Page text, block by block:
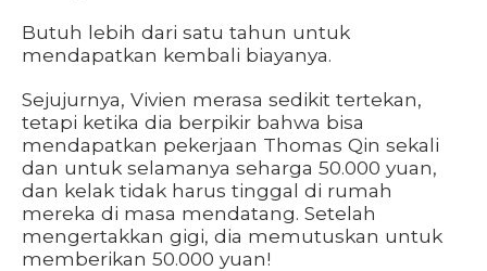
Butuh lebih dari satu tahun untuk
mendapatkan kembali biayanya.
Sejujurnya, Vivien merasa sedikit tertekan,
tetapi ketika dia berpikir bahwa bisa
mendapatkan pekerjaan Thomas Qin sekali
dan untuk selamanya seharga 50.000 yuan,
dan kelak tidak harus tinggal di rumah
mereka di masa mendatang. Setelah
mengertakkan gigi, dia memutuskan untuk
memberikan 50.000 yuan!